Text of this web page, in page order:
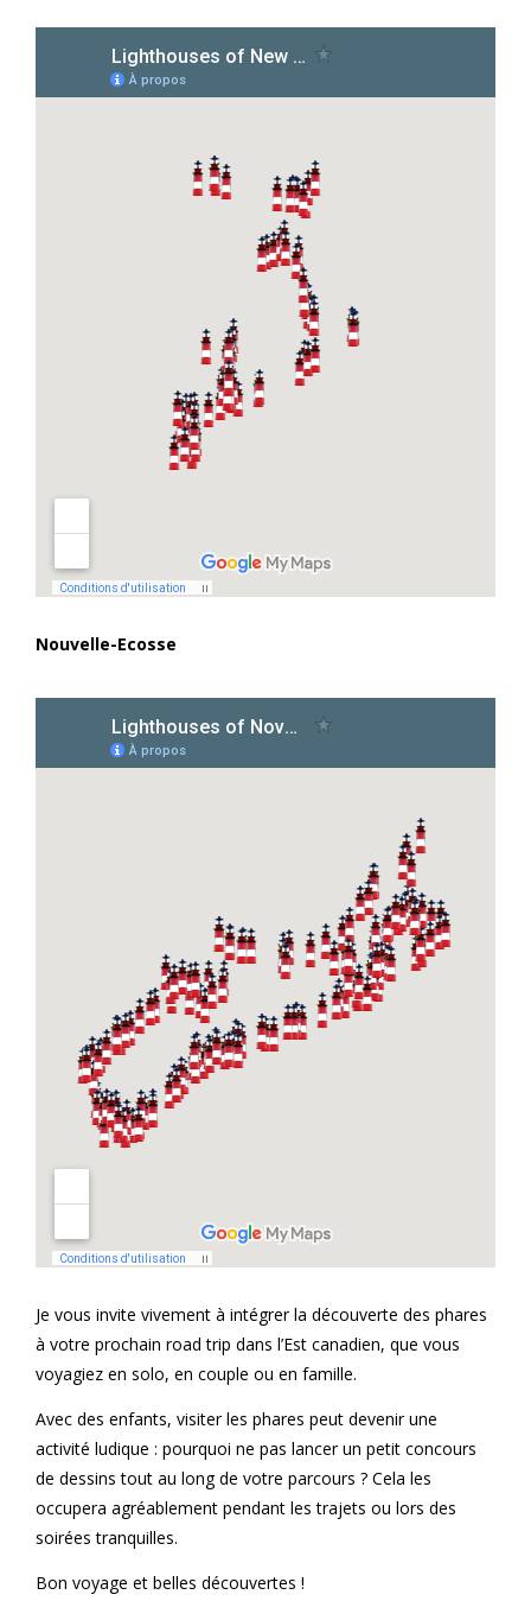
Nouvelle-Ecosse
Je vous invite vivement à intégrer la découverte des phares
à votre prochain road trip dans l’Est canadien, que vous
voyagiez en solo, en couple ou en famille.
Avec des enfants, visiter les phares peut devenir une
activité ludique : pourquoi ne pas lancer un petit concours
de dessins tout au long de votre parcours ? Cela les
occupera agréablement pendant les trajets ou lors des
soirées tranquilles.
Bon voyage et belles découvertes !